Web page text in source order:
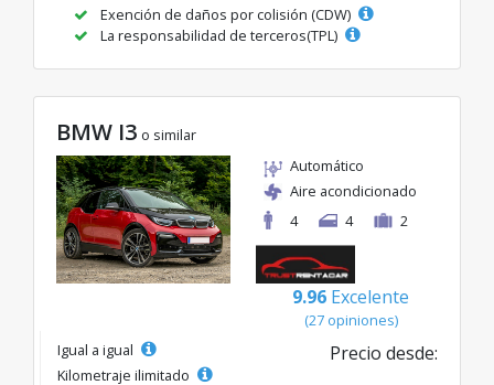
Exención de daños por colisión (CDW)
La responsabilidad de terceros(TPL)
BMW I3 o similar
Automático
Aire acondicionado
4
4 2
9.96 Excelente
(27 opiniones)
Igual a igual
Kilometraje ilimitado
Precio desde: